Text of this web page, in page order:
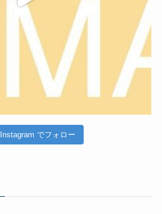
Instagram でフォロー